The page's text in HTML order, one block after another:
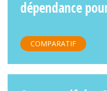
dépendance
COMPARATIF